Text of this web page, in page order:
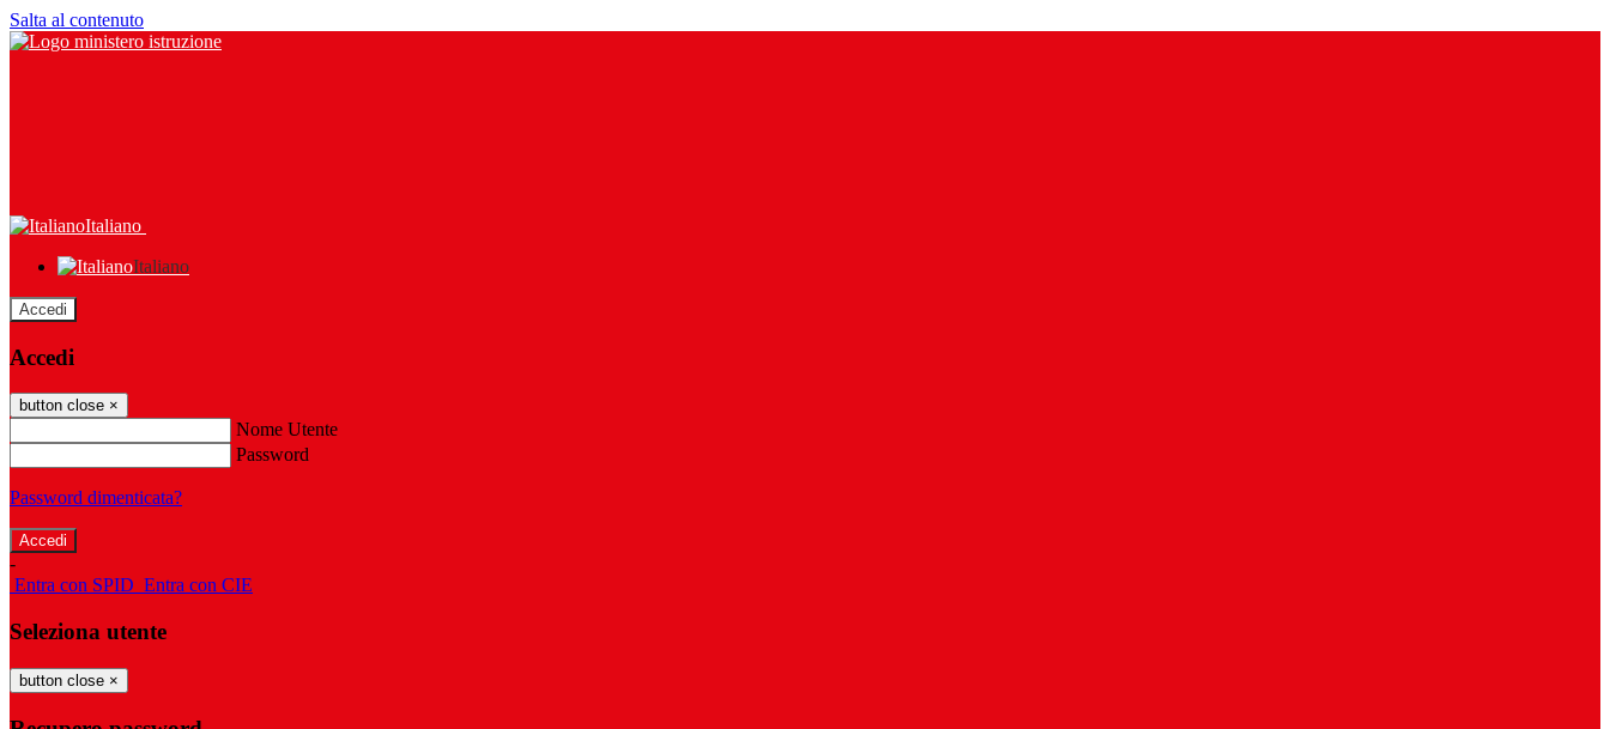
Salta al contenuto
Italiano
Italiano
Accedi
Accedi
button close ×
Nome Utente
Password
Password dimenticata?
-
Entra con SPID Entra con CIE
Seleziona utente
button close ×